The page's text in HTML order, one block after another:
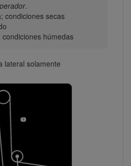
.
condiciones secas
húmedas
lateral solamente